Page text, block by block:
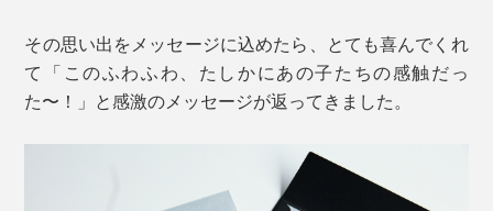
その思い出をメッセージに込めたら、とても喜んでくれ
て「このふわふわ、たしかにあの子たちの感触だっ
た〜！」と感激のメッセージが返ってきました。